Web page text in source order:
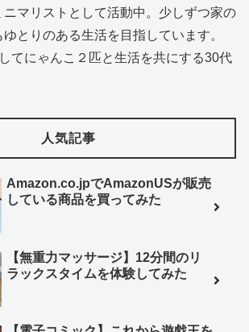
マリストとして活動中。少しずつ家の
とりのある生活を目指しています。
てにゃんこ２匹と生活を共にする30代
人気記事
Amazon.co.jpでAmazonUSが販売
している商品を買ってみた
【無重力マッサージ】12分間のリ
ラックスタイムを体験してみた